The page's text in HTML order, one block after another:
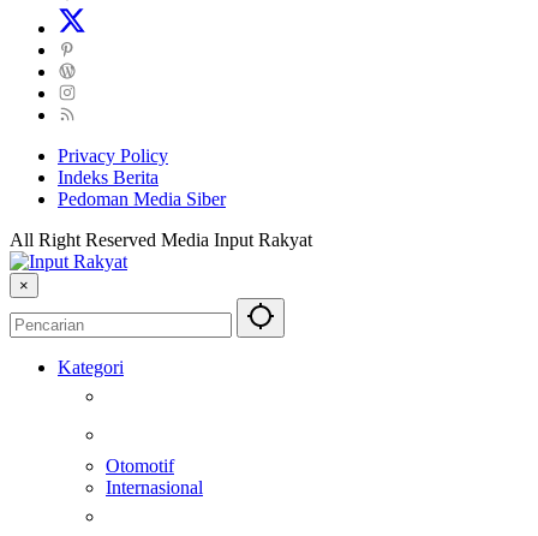
Privacy Policy
Indeks Berita
Pedoman Media Siber
All Right Reserved Media Input Rakyat
×
Kategori
Otomotif
Internasional